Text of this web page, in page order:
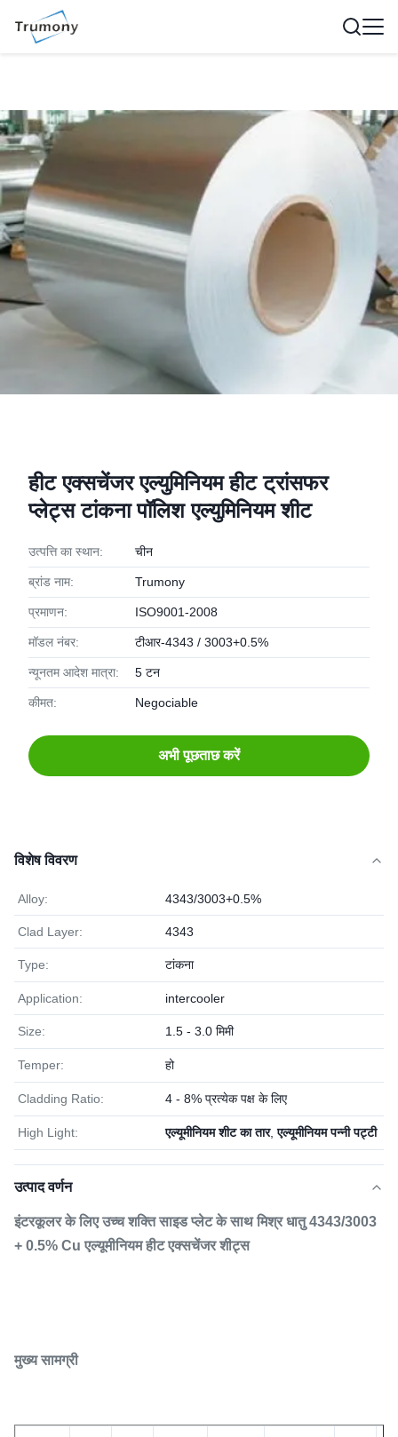
हीट एक्सचेंजर एल्युमिनियम हीट ट्रांसफर
प्लेट्स टांकना पॉलिश एल्युमिनियम शीट
उत्पत्ति का स्थान: चीन
ब्रांड नाम: Trumony
प्रमाणन: ISO9001-2008
मॉडल नंबर: टीआर-4343 / 3003+0.5%
न्यूनतम आदेश मात्रा: 5 टन
कीमत: Negociable
अभी पूछताछ करें
विशेष विवरण
Alloy: 4343/3003+0.5%
Clad Layer: 4343
Type: टांकना
Application: intercooler
Size: 1.5 - 3.0 मिमी
Temper: हो
Cladding Ratio: 4 - 8% प्रत्येक पक्ष के लिए
High Light: एल्यूमीनियम शीट का तार,एल्यूमीनियम पन्नी पट्टी
उत्पाद वर्णन
इंटरकूलर के लिए उच्च शक्ति साइड प्लेट के साथ मिश्र धातु 4343/3003
+ 0.5% Cu एल्यूमीनियम हीट एक्सचेंजर शीट्स
मुख्य सामग्री